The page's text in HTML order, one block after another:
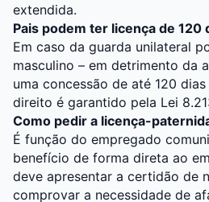
extendida.
Pais podem ter licença de 120
Em caso da guarda unilateral
masculino – em detrimento da
uma concessão de até 120
direito é garantido pela Lei
Como pedir a licença-
É função do empregado
benefício de forma direta ao
deve apresentar a certidão de
comprovar a necessidade de